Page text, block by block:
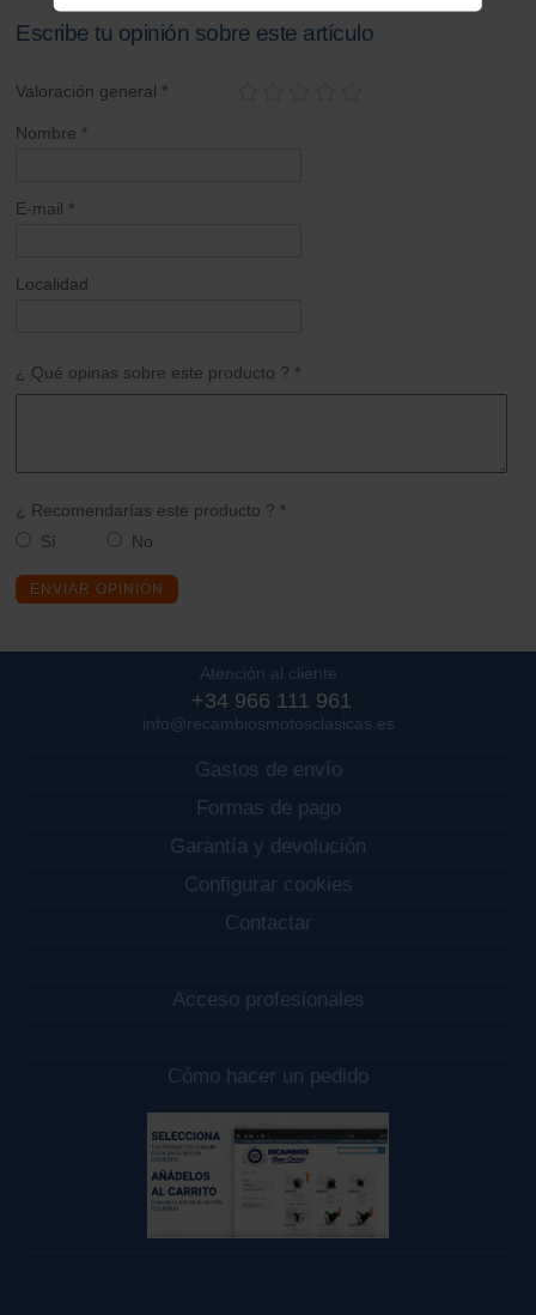
Escribe tu opinión sobre este artículo
Valoración general *
Nombre *
E-mail *
Localidad
¿ Qué opinas sobre este producto ? *
¿ Recomendarías este producto ? *
Sí
No
ENVIAR OPINIÓN
Atención al cliente
+34 966 111 961
info@recambiosmotosclasicas.es
Gastos de envío
Formas de pago
Garantía y devolución
Configurar cookies
Contactar
Acceso profesionales
Cómo hacer un pedido